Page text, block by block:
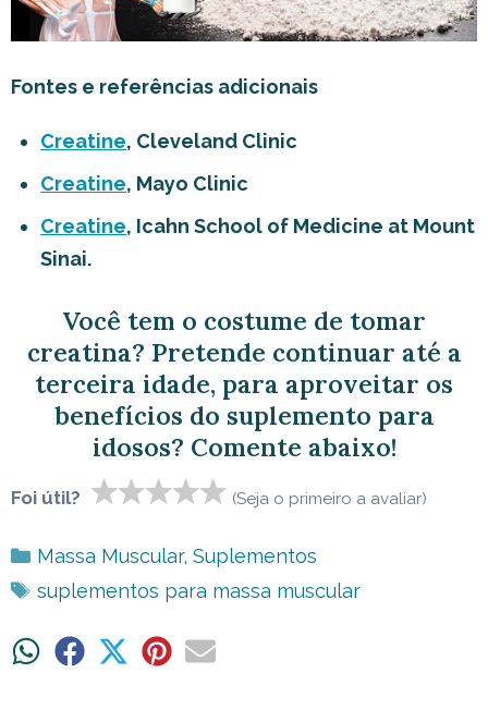
Fontes e referências adicionais
Creatine, Cleveland Clinic
Creatine, Mayo Clinic
Creatine, Icahn School of Medicine at Mount
Sinai.
Você tem o costume de tomar
creatina? Pretende continuar até a
terceira idade, para aproveitar os
benefícios do suplemento para
idosos? Comente abaixo!
Foi útil? (Seja o primeiro a avaliar)
Categorias
Massa Muscular, Suplementos
Tags
suplementos para massa muscular
ShareShare ShareShareShare